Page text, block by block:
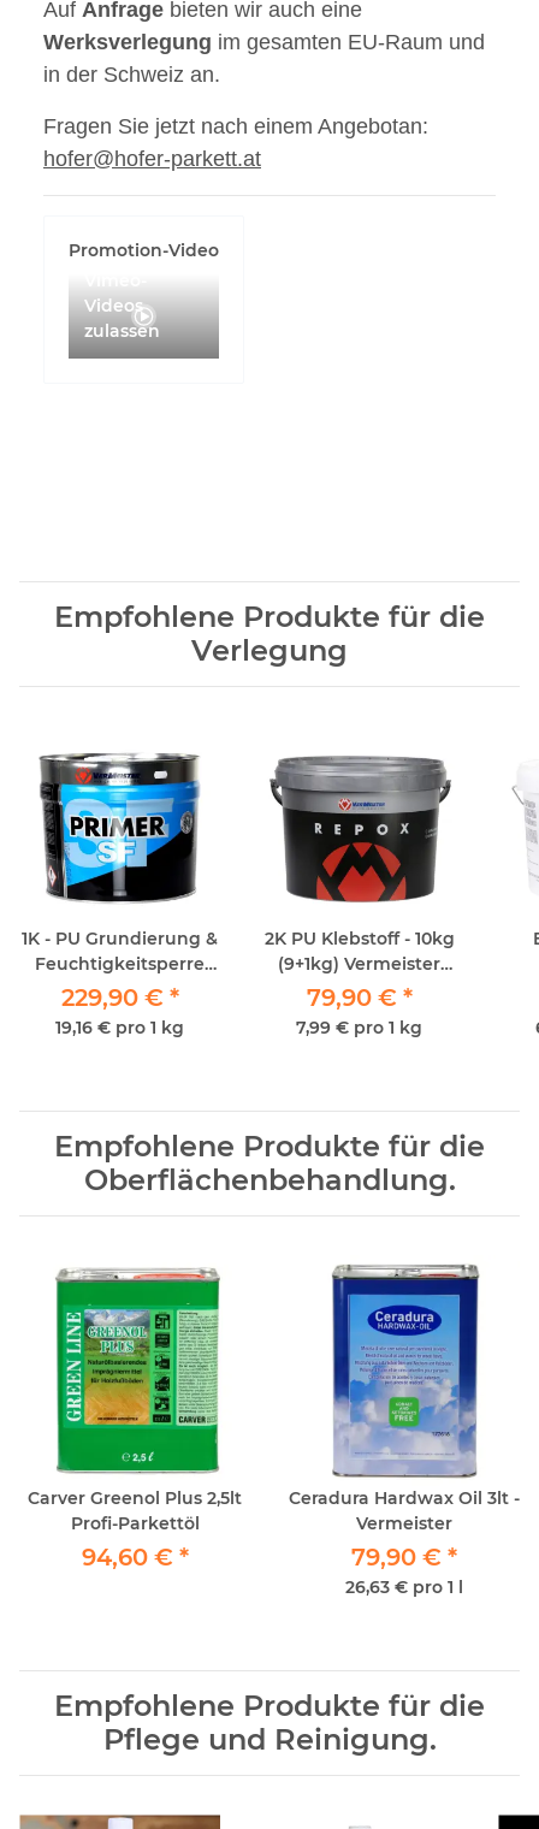
Auf Anfrage bieten wir auch eine
Werksverlegung im gesamten EU-Raum und
in der Schweiz an.
Fragen Sie jetzt nach einem Angebotan:
hofer@hofer-parkett.at
Promotion-Video
Videos
zulassen
Empfohlene Produkte für die
Verlegung
1K - PU Grundierung &
Feuchtigkeitsperre
Vermeister Primer SF
12kg
229,90 € *
19,16 € pro 1 kg
2K PU Klebstoff - 10kg
(9+1kg) Vermeister
Repox
79,90 € *
7,99 € pro 1 kg
Empfohlene Produkte für die
Oberflächenbehandlung.
Carver Greenol Plus 2,5lt
Profi-Parkettöl
94,60 € *
Ceradura Hardwax Oil 3lt -
Vermeister
79,90 € *
26,63 € pro 1 l
Empfohlene Produkte für die
Pflege und Reinigung.